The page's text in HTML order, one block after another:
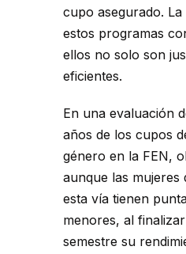
cupo asegurado.
estos programas
ellos no solo son
eficientes.
En una evaluación
años de los cupos
género en la FEN,
aunque las mujeres
esta vía tienen
menores, al
semestre su